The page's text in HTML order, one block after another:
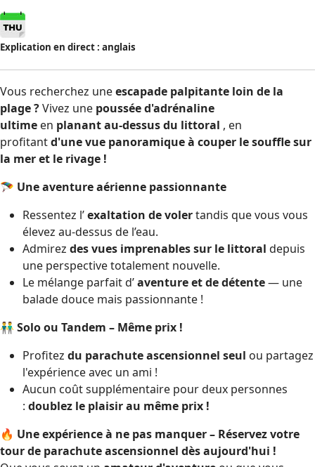
Explication en direct : anglais
Vous recherchez uneescapade palpitante loin de la
plage ?Vivez une poussée d'adrénaline
ultime en planant au-dessus du littoral , en
profitantd'une vue panoramique à couper le souffle sur
la mer et le rivage !
🪂 Une aventure aérienne passionnante
Ressentez l’exaltation de volertandis que vous vous
élevez au-dessus de l’eau.
Admirez des vues imprenables sur le littoral depuis
une perspective totalement nouvelle.
Le mélange parfait d’aventure et de détente— une
balade douce mais passionnante !
👬 Solo ou Tandem – Même prix !
Profitez du parachute ascensionnel seul ou partagez
l'expérience avec un ami !
Aucun coût supplémentaire pour deux personnes
: doublez le plaisir au même prix !
🔥 Une expérience à ne pas manquer – Réservez votre
tour de parachute ascensionnel dès aujourd'hui !